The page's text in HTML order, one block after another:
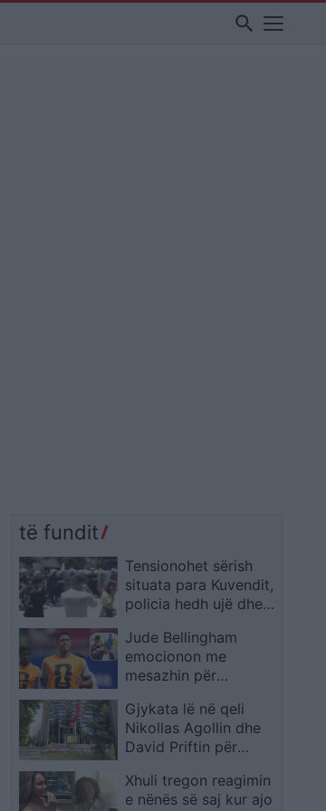
search
të fundit
Tensionohet sërish
situata para Kuvendit,
policia hedh ujë dhe
drejtim të
protestuesve
Jude Bellingham
emocionon me
mesazhin për
përgëzojnë për gjestin
Gjykata lë në qeli
Nikollas Agollin dhe
David Priftin për
Syzos në Pogradec
Xhuli tregon reagimin
e nënës së saj kur ajo